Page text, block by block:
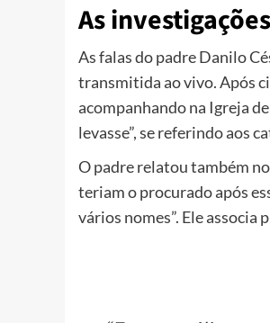
As investigações
As falas do padre Danilo
transmitida ao vivo. Após
acompanhando na Igreja
levasse”, se referindo aos
O padre relatou também
teriam o procurado após
vários nomes”. Ele associa